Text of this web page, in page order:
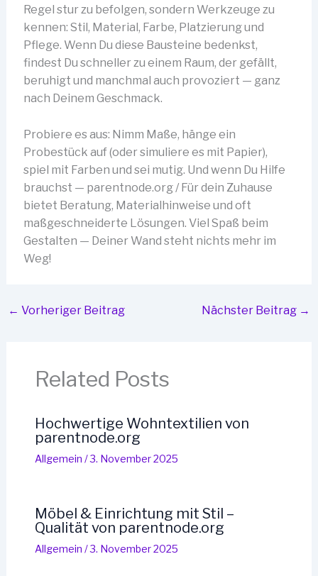
Regel stur zu befolgen, sondern Werkzeuge zu
kennen: Stil, Material, Farbe, Platzierung und
Pflege. Wenn Du diese Bausteine bedenkst,
findest Du schneller zu einem Raum, der gefällt,
beruhigt und manchmal auch provoziert — ganz
nach Deinem Geschmack.
Probiere es aus: Nimm Maße, hänge ein
Probestück auf (oder simuliere es mit Papier),
spiel mit Farben und sei mutig. Und wenn Du Hilfe
brauchst — parentnode.org / Für dein Zuhause
bietet Beratung, Materialhinweise und oft
maßgeschneiderte Lösungen. Viel Spaß beim
Gestalten — Deiner Wand steht nichts mehr im
Weg!
← Vorheriger Beitrag Nächster Beitrag →
Related Posts
Hochwertige Wohntextilien von
parentnode.org
Allgemein /3. November 2025
Möbel & Einrichtung mit Stil –
Qualität von parentnode.org
Allgemein /3. November 2025